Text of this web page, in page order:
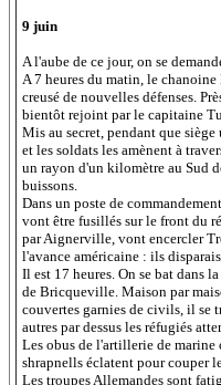
9 juin
A l'aube de ce jour, on se
A 7 heures du matin, le
creusé de nouvelles défenses.
bientôt rejoint par le capitaine
Mis au secret, pendant que
et les soldats les amènent à
un rayon d'un kilomètre au Sud
buissons.
Dans un poste de
vont être fusillés sur le front du
par Aignerville, vont encercler
l'avance américaine : ils
Il est 17 heures. On se bat dans
de Bricqueville. Maison par
couvertes garnies de civils, il se
autres par dessus les réfugiés
Les obus de l'artillerie de marine
shrapnells éclatent pour couper
Les troupes Allemandes sont